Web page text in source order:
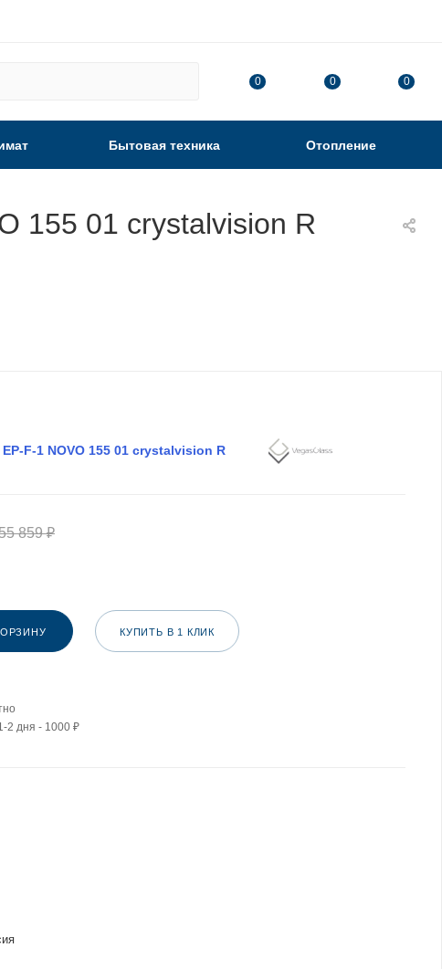
0 0 0
Бытовая техника Отопление
155 01 crystalvision R
EP-F-1 NOVO 155 01 crystalvision R
859₽
КУПИТЬ В 1 КЛИК
2 дня - 1000 ₽